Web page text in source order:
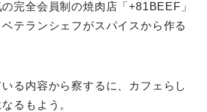
完全会員制の焼肉店「+81BEEF」
テランシェフがスパイスから作る
る内容から察するに、カフェらし
るもよう。